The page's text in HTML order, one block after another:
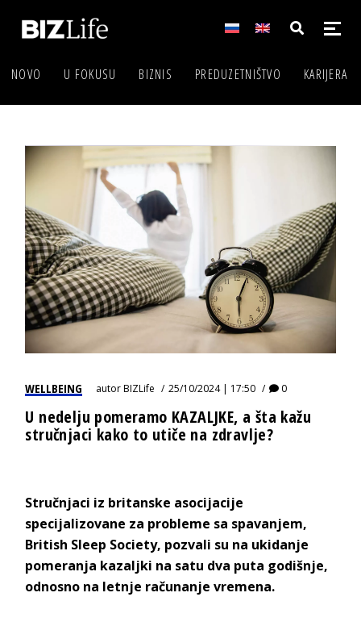
NOVO U FOKUSU BIZNIS PREDUZETNIŠTVO KARIJERA
WELLBEING autorBIZLife 25/10/2024 | 17:50 0
U nedelju pomeramo KAZALJKE, a šta kažu
stručnjaci kako to utiče na zdravlje?
Stručnjaci iz britanske asocijacije
specijalizovane za probleme sa spavanjem,
British Sleep Society, pozvali su na ukidanje
pomeranja kazaljki na satu dva puta godišnje,
odnosno na letnje računanje vremena.